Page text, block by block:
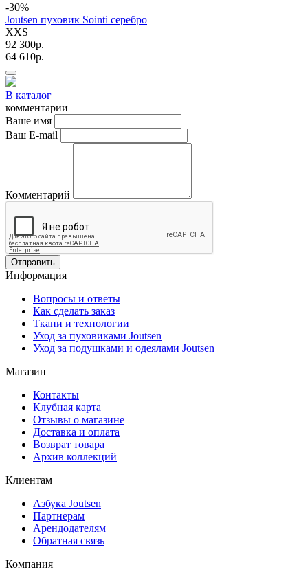
-30%
Joutsen пуховик Sointi серебро
XXS
92 300p.
64 610p.
В каталог
комментарии
Ваше имя
Ваш E-mail
Комментарий
Отправить
Информация
Вопросы и ответы
Как сделать заказ
Ткани и технологии
Уход за пуховиками Joutsen
Уход за подушками и одеялами Joutsen
Магазин
Контакты
Клубная карта
Отзывы о магазине
Доставка и оплата
Возврат товара
Архив коллекций
Клиентам
Азбука Joutsen
Партнерам
Арендодателям
Обратная связь
Компания